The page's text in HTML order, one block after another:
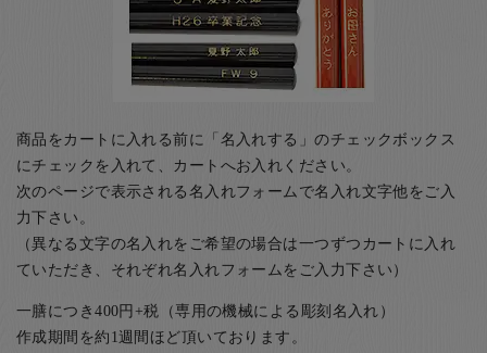
商品をカートに入れる前に「名入れする」のチェックボックス
にチェックを入れて、カートへお入れください。
次のページで表示される名入れフォームで名入れ文字他をご入
力下さい。
（異なる文字の名入れをご希望の場合は一つずつカートに入れ
ていただき、それぞれ名入れフォームをご入力下さい）
一膳につき400円+税（専用の機械による彫刻名入れ）
作成期間を約1週間ほど頂いております。